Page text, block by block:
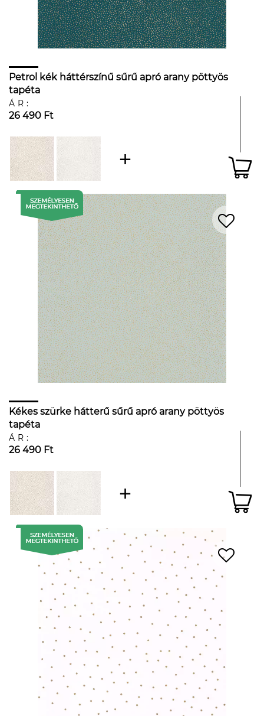
Petrol kék háttérszínű sűrű apró arany pöttyös
tapéta
ÁR:
26 490 Ft
Kékes szürke hátterű sűrű apró arany pöttyös
tapéta
ÁR:
26 490 Ft